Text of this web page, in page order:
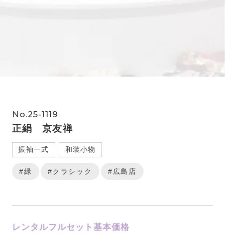
No.25-1119
正絹 京友禅
振袖一式 和装小物
#緑 #クラシック #広島店
レンタルフルセット基本価格